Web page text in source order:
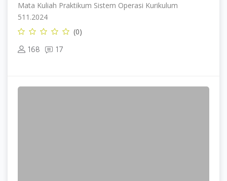
Mata Kuliah Praktikum Sistem Operasi Kurikulum
511.2024
(0)
168 17